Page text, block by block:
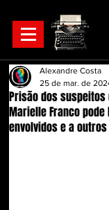
Prisão dos
Marielle Franco
envolvidos e a
Alexandre Costa
25 de mar. de